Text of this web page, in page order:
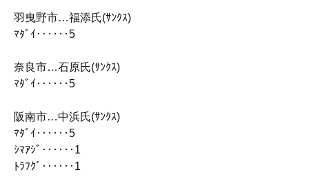
羽曳野市…福添氏(ｻﾝｸｽ)
ﾏﾀﾞｲ‥‥‥5
奈良市…石原氏(ｻﾝｸｽ)
ﾏﾀﾞｲ‥‥‥5
阪南市…中浜氏(ｻﾝｸｽ)
ﾏﾀﾞｲ‥‥‥5
ｼﾏｱｼﾞ‥‥‥1
ﾄﾗﾌｸﾞ‥‥‥1